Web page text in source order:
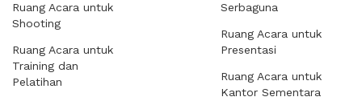
Ruang Acara untuk
Shooting
Ruang Acara untuk
Training dan
Pelatihan
Serbaguna
Ruang Acara untuk
Presentasi
Ruang Acara untuk
Kantor Sementara